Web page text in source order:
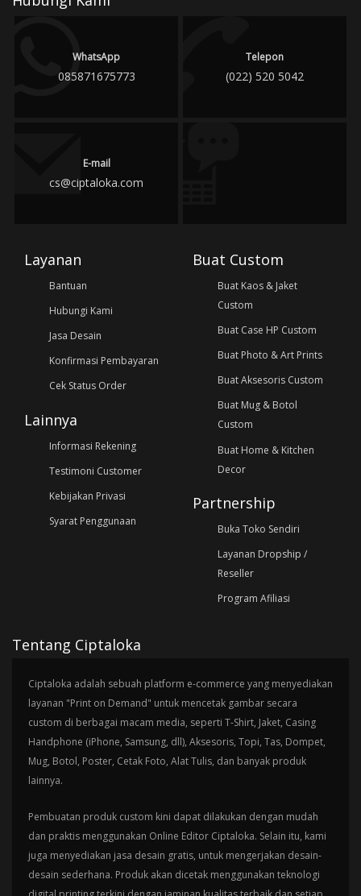
WhatsApp
085871675773
Telepon
(022) 520 5042
E-mail
cs@ciptaloka.com
Layanan
Bantuan
Hubungi Kami
Jasa Desain
Konfirmasi Pembayaran
Cek Status Order
Lainnya
Informasi Rekening
Testimoni Customer
Kebijakan Privasi
Syarat Penggunaan
Buat Custom
Buat Kaos & Jaket
Custom
Buat Case HP Custom
Buat Photo & Art Prints
Buat Aksesoris Custom
Buat Mug & Botol
Custom
Buat Home & Kitchen
Decor
Partnership
Buka Toko Sendiri
Layanan Dropship /
Reseller
Program Afiliasi
Tentang Ciptaloka
Ciptaloka adalah sebuah platform e-commerce yang menyediakan
layanan "Print on Demand" untuk mencetak gambar secara
custom di berbagai macam media, seperti T-Shirt, Jaket, Casing
Handphone (iPhone, Samsung, dll), Aksesoris, Topi, Tas, Dompet,
Mug, Botol, Poster, Cetak Foto, Alat Tulis, dan banyak produk
lainnya.
Pembuatan produk custom kini dapat dilakukan dengan mudah
dan praktis menggunakan Online Editor Ciptaloka. Selain itu, kami
juga menyediakan jasa desain gratis, untuk mengerjakan desain-
desain sederhana. Produk akan dicetak menggunakan teknologi